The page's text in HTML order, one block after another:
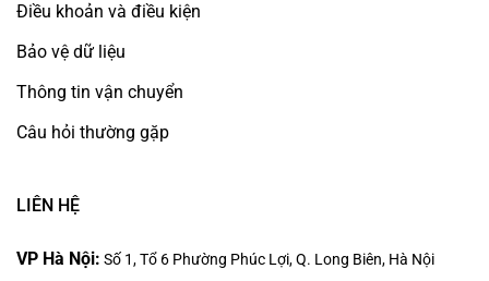
Điều khoản và điều kiện
Bảo vệ dữ liệu
Thông tin vận chuyển
Câu hỏi thường gặp
LIÊN HỆ
VP Hà Nội: Số 1, Tổ 6 Phường Phúc Lợi, Q. Long Biên, Hà Nội